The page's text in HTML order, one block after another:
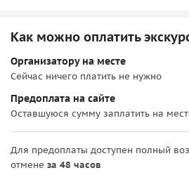
Как можно оплатить
Организатору на месте
Сейчас ничего платить не нужно
Предоплата на сайте
Оставшуюся сумму заплатить на
Для предоплаты доступен полный
отмене за 48 часов